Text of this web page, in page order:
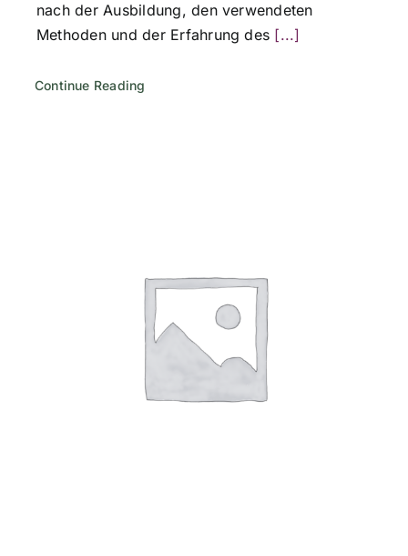
nach der Ausbildung, den verwendeten
Methoden und der Erfahrung des [...]
Continue Reading